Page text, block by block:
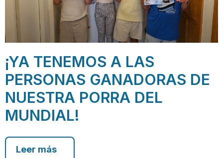
¡YA TENEMOS A LAS
PERSONAS GANADORAS DE
NUESTRA PORRA DEL
MUNDIAL!
Leer más